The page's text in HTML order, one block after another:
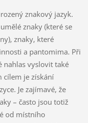
znakový jazyk.
znaky (které se
znaky, které
a pantomima. Při
nahlas vyslovit také
cílem je získání
Je zajímavé, že
– často jsou totiž
od místního